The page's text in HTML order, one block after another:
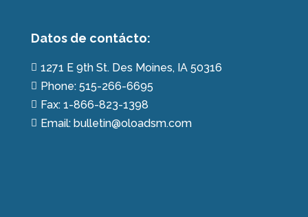
Datos de contácto:
 1271 E 9th St. Des Moines, IA 50316
 Phone: 515-266-6695
 Fax: 1-866-823-1398
 Email: bulletin@oloadsm.com